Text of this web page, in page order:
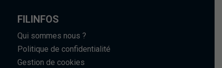
FILINFOS
Qui sommes nous ?
Politique de confidentialité
Gestion de cookies